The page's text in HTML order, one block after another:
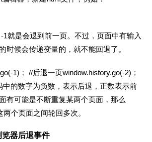
1就是会退到前一页。不过，页面中有输入
时候会传递变量的，就不能回退了。
1)； //后退一页window.history.go(-2)；
中的数字为负数，表示后退，正数表示前
有可能是不断重复某两个页面，那么
个页面之间轮回多次。
器后退事件